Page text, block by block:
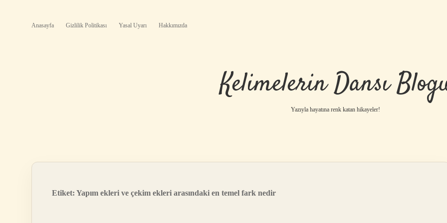
Anasayfa Gizlilik Politikası Yasal Uyarı Hakkımızda
Kelimelerin Dansı
Yazıyla hayatına renk katan hikayeler!
Etiket: Yapım ekleri ve çekim ekleri arasındaki en temel fark nedir